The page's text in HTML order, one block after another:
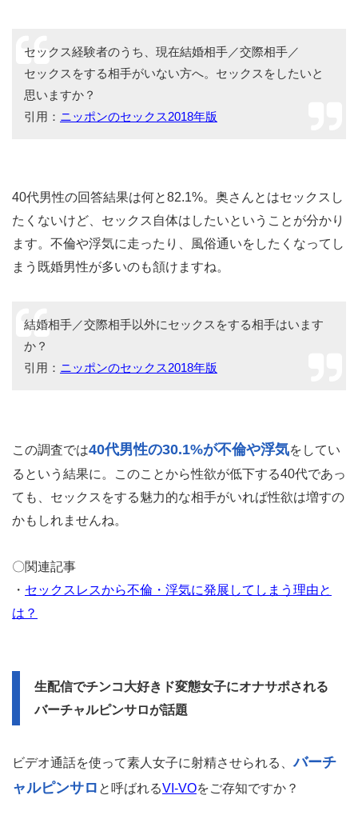
セックス経験者のうち、現在結婚相手／交際相手／
セックスをする相手がいない方へ。セックスをしたいと
思いますか？
引用： ニッポンのセックス2018年版
40代男性の回答結果は何と82.1%。奥さんとはセックスし
たくないけど、セックス自体はしたいということが分かり
ます。不倫や浮気に走ったり、風俗通いをしたくなってし
まう既婚男性が多いのも頷けますね。
結婚相手／交際相手以外にセックスをする相手はいます
か？
引用： ニッポンのセックス2018年版
この調査では40代男性の30.1%が不倫や浮気をしてい
るという結果に。このことから性欲が低下する40代であっ
ても、セックスをする魅力的な相手がいれば性欲は増すの
かもしれませんね。
〇関連記事
・ セックスレスから不倫・浮気に発展してしまう理由と
は？
生配信でチンコ大好きド変態女子にオナサポされる
バーチャルピンサロが話題
ビデオ通話を使って素人女子に射精させられる、バーチ
ャルピンサロ と呼ばれるVI-VOをご存知ですか？